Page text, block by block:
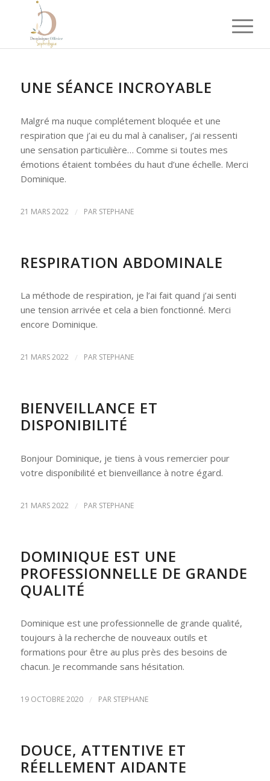
UNE SÉANCE INCROYABLE
Malgré ma nuque complétement bloquée et une
respiration que j’ai eu du mal à canaliser, j’ai ressenti
une sensation particulière… Comme si toutes mes
émotions étaient tombées du haut d’une échelle. Merci
Dominique.
21 MARS 2022 / PAR STEPHANE
RESPIRATION ABDOMINALE
La méthode de respiration, je l’ai fait quand j’ai senti
une tension arrivée et cela a bien fonctionné. Merci
encore Dominique.
21 MARS 2022 / PAR STEPHANE
BIENVEILLANCE ET
DISPONIBILITÉ
Bonjour Dominique, je tiens à vous remercier pour
votre disponibilité et bienveillance à notre égard.
21 MARS 2022 / PAR STEPHANE
DOMINIQUE EST UNE
PROFESSIONNELLE DE GRANDE
QUALITÉ
Dominique est une professionnelle de grande qualité,
toujours à la recherche de nouveaux outils et
formations pour être au plus près des besoins de
chacun. Je recommande sans hésitation.
19 OCTOBRE 2020 / PAR STEPHANE
DOUCE, ATTENTIVE ET
RÉELLEMENT AIDANTE